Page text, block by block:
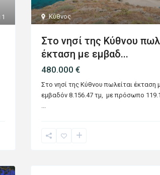
1 Κύθνος
Στο νησί της Κύθνου
έκταση με εμβαδ...
480.000 €
Στο νησί της Κύθνου πωλείται έκταση
εμβαδόν 8.156.47 τμ, με πρόσωπο
...